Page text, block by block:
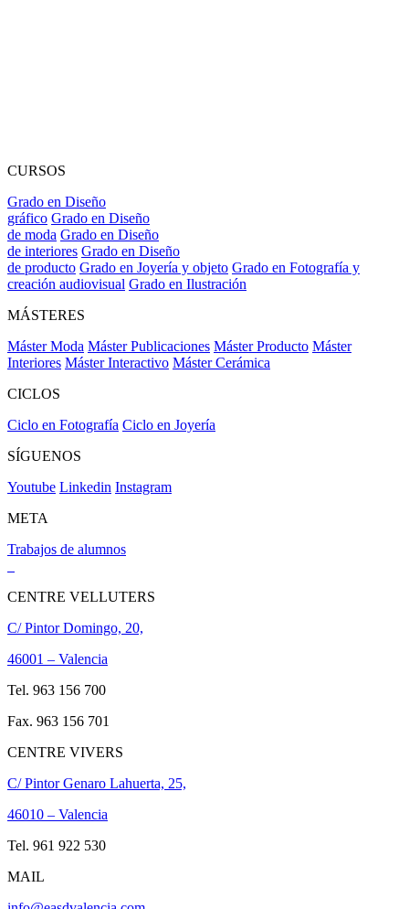
CURSOS
Grado en Diseño
gráfico Grado en Diseño
de moda Grado en Diseño
de interiores Grado en Diseño
de producto Grado en Joyería y objeto Grado en Fotografía y
creación audiovisual Grado en Ilustración
MÁSTERES
Máster Moda Máster Publicaciones Máster Producto Máster
Interiores Máster Interactivo Máster Cerámica
CICLOS
Ciclo en Fotografía Ciclo en Joyería
SÍGUENOS
Youtube Linkedin Instagram
META
Trabajos de alumnos
CENTRE VELLUTERS
C/ Pintor Domingo, 20,
46001 – Valencia
Tel. 963 156 700
Fax. 963 156 701
CENTRE VIVERS
C/ Pintor Genaro Lahuerta, 25,
46010 – Valencia
Tel. 961 922 530
MAIL